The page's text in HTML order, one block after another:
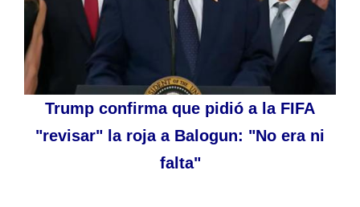
Trump confirma que pidió a la FIFA
"revisar" la roja a Balogun: "No era ni
falta"